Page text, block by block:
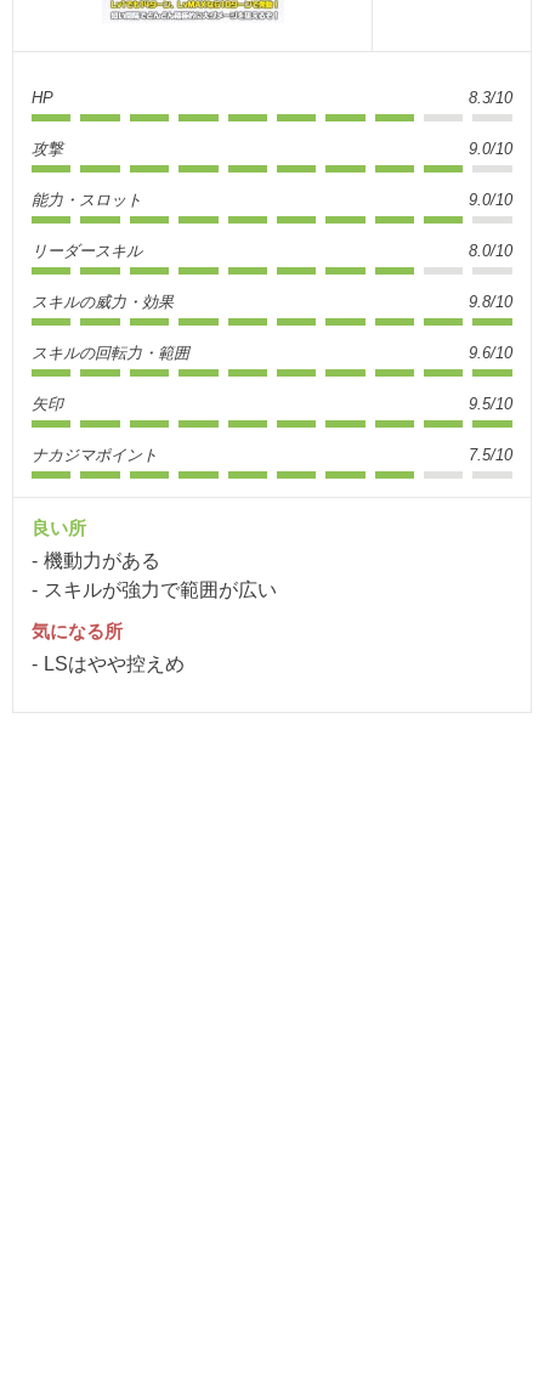
HP 8.3/10
攻撃 9.0/10
能力・スロット 9.0/10
リーダースキル 8.0/10
スキルの威力・効果 9.8/10
スキルの回転力・範囲 9.6/10
矢印 9.5/10
ナカジマポイント 7.5/10
良い所
機動力がある
スキルが強力で範囲が広い
気になる所
LSはやや控えめ